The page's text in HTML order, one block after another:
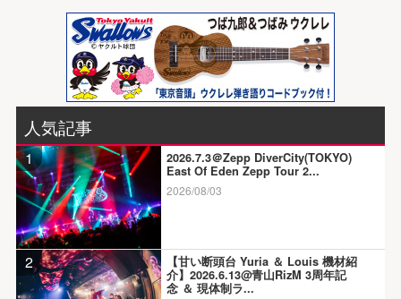
人気記事
1
2026.7.3＠Zepp DiverCity(TOKYO)
East Of Eden Zepp Tour 2...
2026/08/03
2
【甘い断頭台 Yuria ＆ Louis 機材紹
介】2026.6.13@青山RizM 3周年記
念 ＆ 現体制ラ...